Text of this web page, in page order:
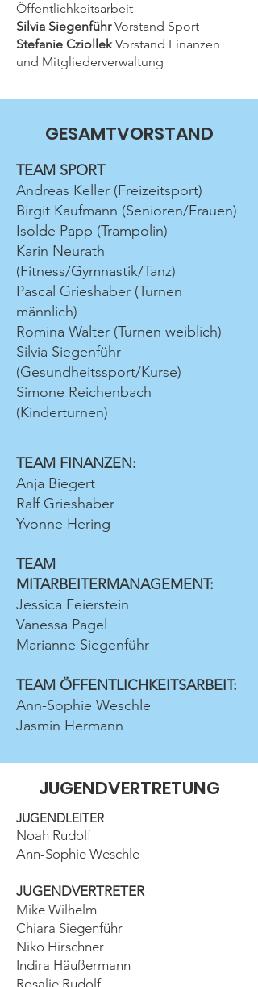
Öffentlichkeitsarbeit
Silvia SiegenführVorstand Sport
Stefanie CziollekVorstand Finanzen
und Mitgliederverwaltung
GESAMTVORSTAND
TEAM SPORT
Andreas Keller (Freizeitsport)
Birgit Kaufmann (Senioren/Frauen)
Isolde Papp (Trampolin)
Karin Neurath
(Fitness/Gymnastik/Tanz)
Pascal Grieshaber (Turnen
männlich)
Romina Walter (Turnen weiblich)
Silvia Siegenführ
(Gesundheitssport/Kurse)
Simone Reichenbach
(Kinderturnen)
TEAM FINANZEN:
Anja Biegert
Ralf Grieshaber
Yvonne Hering
TEAM
MITARBEITERMANAGEMENT:
Jessica Feierstein
Vanessa Pagel
Marianne Siegenführ
TEAM ÖFFENTLICHKEITSARBEIT:
Ann-Sophie Weschle
Jasmin Hermann
JUGENDVERTRETUNG
JUGENDLEITER
Noah Rudolf
Ann-Sophie Weschle
JUGENDVERTRETER
Mike Wilhel m
Chiara Siegenführ
Niko Hirschner
Indira Häußermann
Rosalie Rudolf